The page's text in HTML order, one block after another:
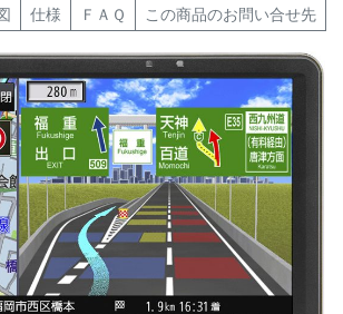
仕様 ＦＡＱ この商品のお問い合せ先